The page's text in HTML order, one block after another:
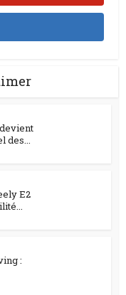
des...
E2
: